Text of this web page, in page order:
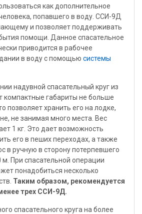
как дополнительное
попавшего в воду. ССИ-9Д
и позволяет поддерживать
помощи. Данное спасательное
приводится в рабочее
в воду с помощью системы
надувной спасательный круг из
габариты не больше
позволяет хранить его на лодке,
не занимая много места. Вес
1 кг. Это дает возможность
его в пеших переходах, а также
в ручную в сторону потерпевшего
м. При спасательной операции
понадобиться несколько
Таким образом, рекомендуется
трех ССИ-9Д.
спасательного круга на более